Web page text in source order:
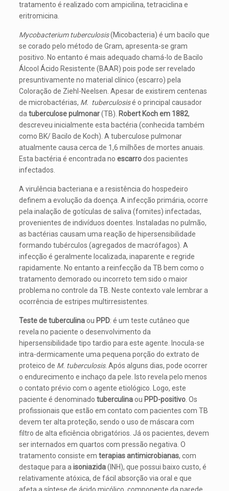
tratamento é realizado com ampicilina, tetraciclina e
eritromicina.
Mycobacterium tuberculosis(Micobacteria) é um bacilo que
se corado pelo método de Gram, apresenta-se gram
positivo. No entanto é mais adequado chamá-lo de Bacilo
Álcool Ácido Resistente (BAAR) pois pode ser revelado
presuntivamente no material clínico (escarro) pela
Coloração de Ziehl-Neelsen. Apesar de existirem centenas
de microbactérias, M. tuberculosisé o principal causador
datuberculose pulmonar(TB). Robert Koch em 1882,
descreveu inicialmente esta bactéria (conhecida também
como BK/ Bacilo de Koch). A tuberculose pulmonar
atualmente causa cerca de 1,6 milhões de mortes anuais.
Esta bactéria é encontrada noescarrodos pacientes
infectados.
A virulência bacteriana e a resistência do hospedeiro
definem a evolução da doença. A infecção primária, ocorre
pela inalação de gotículas de saliva (fomites) infectadas,
provenientes de indivíduos doentes. Instaladas no pulmão,
as bactérias causam uma reação de hipersensibilidade
formando tubérculos (agregados de macrófagos). A
infecção é geralmente localizada, inaparente e regride
rapidamente. No entanto a reinfecção da TB bem como o
tratamento demorado ou incorreto tem sido o maior
problema no controle da TB. Neste contexto vale lembrar a
ocorrência de estripes multirresistentes.
Teste de tuberculinaou PPD: é um teste cutâneo que
revela no paciente o desenvolvimento da
hipersensibilidade tipo tardio para este agente. Inocula-se
intra-dermicamente uma pequena porção do extrato de
proteico de M. tuberculosis. Após alguns dias, pode ocorrer
o endurecimento e inchaço da pele. Isto revela pelo menos
o contato prévio com o agente etiológico. Logo, este
paciente é denominadotuberculinaou PPD-positivo . Os
profissionais que estão em contato com pacientes com TB
devem ter alta proteção, sendo o uso de máscara com
filtro de alta eficiência obrigatórios. Já os pacientes, devem
ser internados em quartos com pressão negativa. O
tratamento consiste emterapias antimicrobianas, com
destaque para aisoniazida(INH), que possui baixo custo, é
relativamente atóxica, de fácil absorção via oral e que